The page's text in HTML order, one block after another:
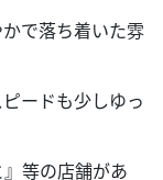
で落ち着いた雰
ードも少しゆっ
等の店舗があ